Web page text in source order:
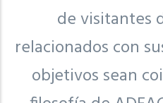
de visitantes
relacionados con
objetivos sean